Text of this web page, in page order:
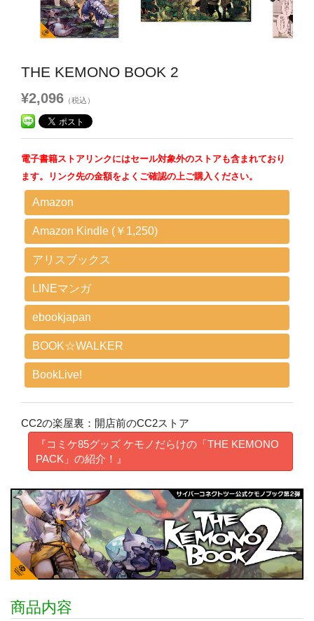
Next
THE KEMONO BOOK 2
¥2,096 （税込）
電子書籍ストアリンクにはセール対象外のストアも含まれており
ます。リンク先の金額をよくご確認の上ご購入ください。
Amazon
Amazon Kindle (￥1,250)
アリスブックス
LINEマンガ
ebookjapan
BOOK☆WALKER
BookLive!
CC2の楽屋裏：開店前のCC2ストア
『コミケ85グッズ ケモノだらけの「THE KEMONO
PACK」の紹介！』
商品内容